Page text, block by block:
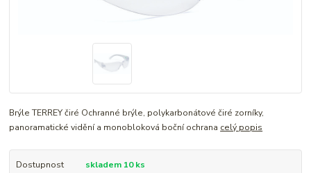
Brýle TERREY čiré Ochranné brýle, polykarbonátové čiré zorníky,
panoramatické vidění a monobloková boční ochrana celý popis
Dostupnost
skladem 10 ks